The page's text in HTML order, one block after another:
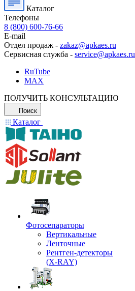
Каталог
Телефоны
8 (800) 600-76-66
E-mail
Отдел продаж - zakaz@apkaes.ru
Сервисная служба - service@apkaes.ru
RuTube
MAX
ПОЛУЧИТЬ КОНСУЛЬТАЦИЮ
Поиск
Каталог
Фотосепараторы
Вертикальные
Ленточные
Рентген-детекторы
(X-RAY)